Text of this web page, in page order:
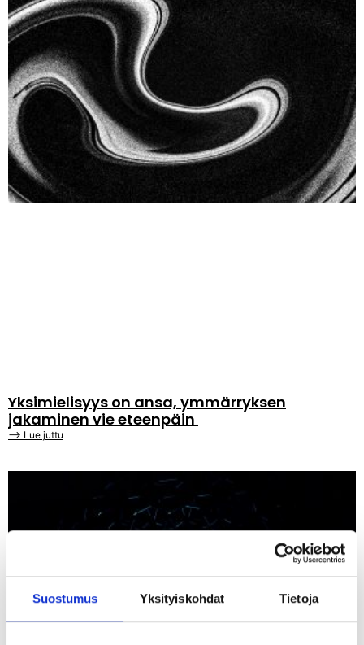
Suostumus Yksityiskohdat Tietoja
Yksimielisyys on ansa, ymmärryksen
jakaminen vie eteenpäin
⟶ Lue juttu